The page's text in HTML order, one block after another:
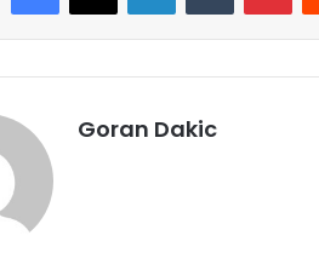
Goran Dakic